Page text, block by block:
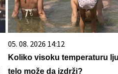
05. 08. 2026 14:12
Koliko visoku temperaturu
telo može da izdrži?